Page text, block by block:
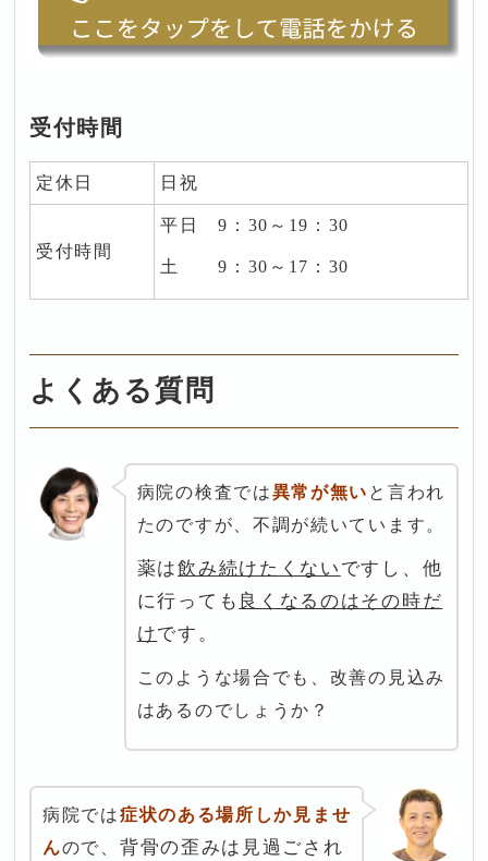
受付時間
定休日 日祝
受付時間
平日 9 ：30～19：30
土 9：30～17：30
よくある質問
病院の検査では異常が無い と言われ
たのですが、不調が続いています。
薬は飲み続けたくない ですし、他
に行っても 良くなるのはその時だ
けです。
このような場合でも、改善の見込み
はあるのでしょうか？
病院では症状のある場所しか見ませ
んので、 背骨の歪みは見過ごされ